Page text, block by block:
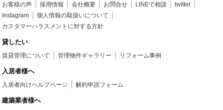
お客様の声
採用情報 会社概要 お問合せ LINEで相談
twitter
Instagram
個人情報の取扱いについて
カスタマーハラスメントに対する方針
貸したい
賃貸管理について 管理物件ギャラリー リフォーム事例
入居者様へ
入居者向けヘルプページ 解約申請フォーム
建築業者様へ